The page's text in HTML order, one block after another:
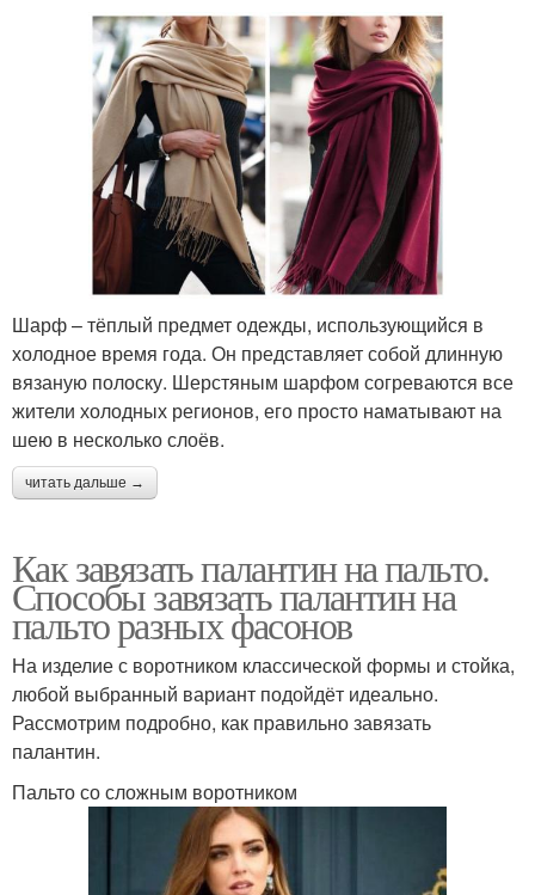
Шарф – тёплый предмет одежды, использующийся в
холодное время года. Он представляет собой длинную
вязаную полоску. Шерстяным шарфом согреваются все
жители холодных регионов, его просто наматывают на
шею в несколько слоёв.
читать дальше →
Как завязать палантин на пальто.
Способы завязать палантин на
пальто разных фасонов
На изделие с воротником классической формы и стойка,
любой выбранный вариант подойдёт идеально.
Рассмотрим подробно, как правильно завязать
палантин.
Пальто со сложным воротником